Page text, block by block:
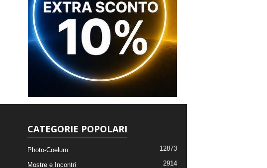
CATEGORIE POPOLARI
Photo-Coelum 12873
Mostre e Incontri 2914